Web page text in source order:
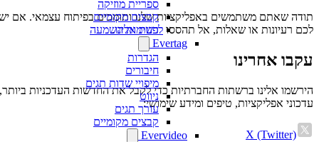
ספריית מוזיקה
קבצים מקומיים
רשימות השמעה
Evertag
הגדרות
חיבורים
מיפויי שדות תגים
ניווט
עורך תגים
קבצים מקומיים
Evervideo
תודה שאתם משתמשים באפליקציות שלנו ותומכים בפיתוח עצמאי. אם יש
לכם רעיונות או שאלות, אל תהססולפנות אלינו.
עקבו אחרינו
הירשמו אלינו ברשתות החברתיות כדי לקבל את החדשות העדכניות ביותר,
עדכוני אפליקציות, טיפים ומידע שימושי:
X (Twitter)